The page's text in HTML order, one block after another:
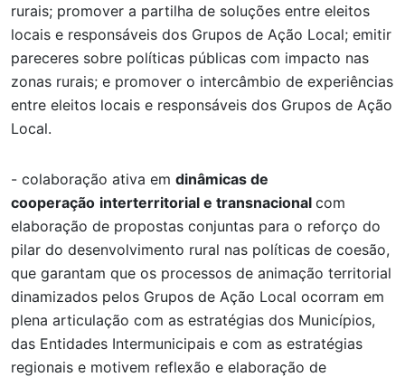
rurais; promover a partilha de soluções entre eleitos
locais e responsáveis dos Grupos de Ação Local; emitir
pareceres sobre políticas públicas com impacto nas
zonas rurais; e promover o intercâmbio de experiências
entre eleitos locais e responsáveis dos Grupos de Ação
Local.
- colaboração ativa em dinâmicas de
cooperação interterritorial e transnacional com
elaboração de propostas conjuntas para o reforço do
pilar do desenvolvimento rural nas políticas de coesão,
que garantam que os processos de animação territorial
dinamizados pelos Grupos de Ação Local ocorram em
plena articulação com as estratégias dos Municípios,
das Entidades Intermunicipais e com as estratégias
regionais e motivem reflexão e elaboração de